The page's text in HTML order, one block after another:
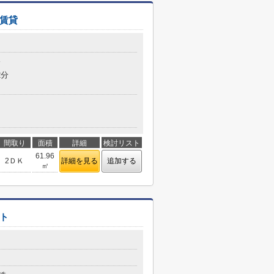
貸
間取り 面積 詳細 検討リスト
2ＤＫ
61.96
㎡
詳細を見る 追加する